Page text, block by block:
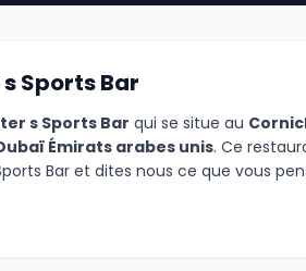
Sports Bar
s Sports Bar qui se situe au
Émirats arabes unis. Ce
Bar et dites nous ce que vous